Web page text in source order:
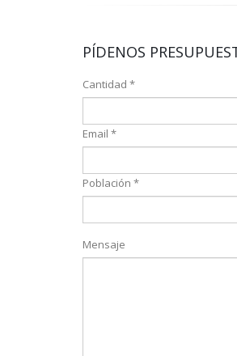
PÍDENOS
Cantidad *
Email *
Población *
Mensaje